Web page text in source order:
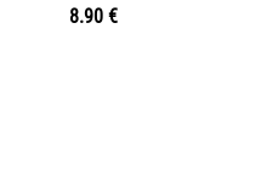
8.90 €